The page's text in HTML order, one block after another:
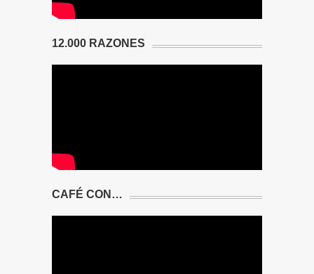
12.000 RAZONES
CAFÉ CON…